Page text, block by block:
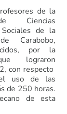
de la
Ciencias
de la
Carabobo,
por la
lograron
con respecto
uso de las
de 250 horas.
de esta